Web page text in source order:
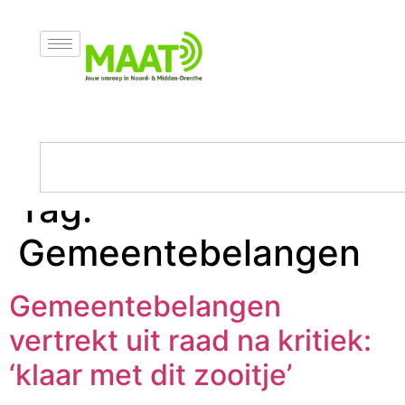
Tag:
Gemeentebelangen
Gemeentebelangen
vertrekt uit raad na kritiek:
‘klaar met dit zooitje’